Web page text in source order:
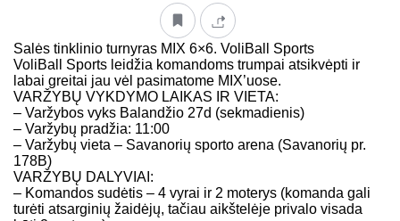
Salės tinklinio turnyras MIX 6×6. VoliBall Sports
VoliBall Sports leidžia komandoms trumpai atsikvėpti ir
labai greitai jau vėl pasimatome MIX’uose.
VARŽYBŲ VYKDYMO LAIKAS IR VIETA:
– Varžybos vyks Balandžio 27d (sekmadienis)
– Varžybų pradžia: 11:00
– Varžybų vieta – Savanorių sporto arena (Savanorių pr.
178B)
VARŽYBŲ DALYVIAI:
– Komandos sudėtis – 4 vyrai ir 2 moterys (komanda gali
turėti atsarginių žaidėjų, tačiau aikštelėje privalo visada